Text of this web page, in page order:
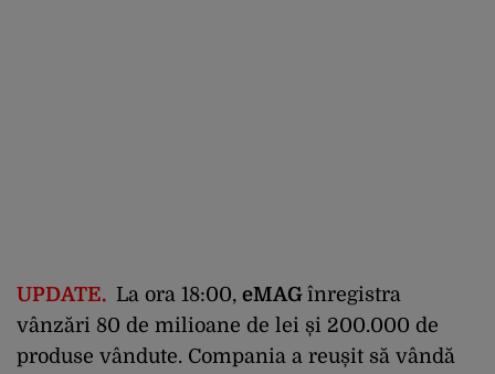
UPDATE. La ora 18:00, eMAG înregistra
vânzări 80 de milioane de lei și 200.000 de
produse vândute. Compania a reușit să vândă